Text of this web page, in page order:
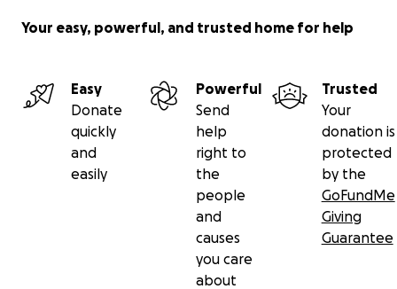
Your easy, powerful, and trusted home for help
Easy
Donate
quickly
and
easily
Powerful
Send
help
right to
the
people
and
causes
you care
about
Trusted
Your
donation is
protected
by the
GoFundMe
Giving
Guarantee